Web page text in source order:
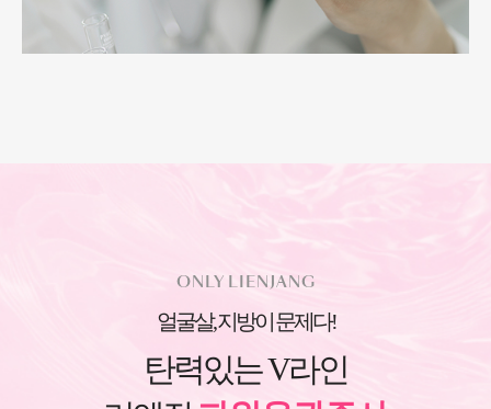
ONLY LIENJANG
얼굴살, 지방이 문제다!
탄력있는 V라인